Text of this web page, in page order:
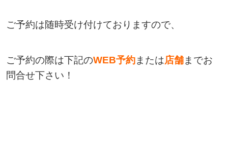
ご予約は随時受け付けておりますので、
ご予約の際は下記のWEB予約または店舗までお
問合せ下さい！